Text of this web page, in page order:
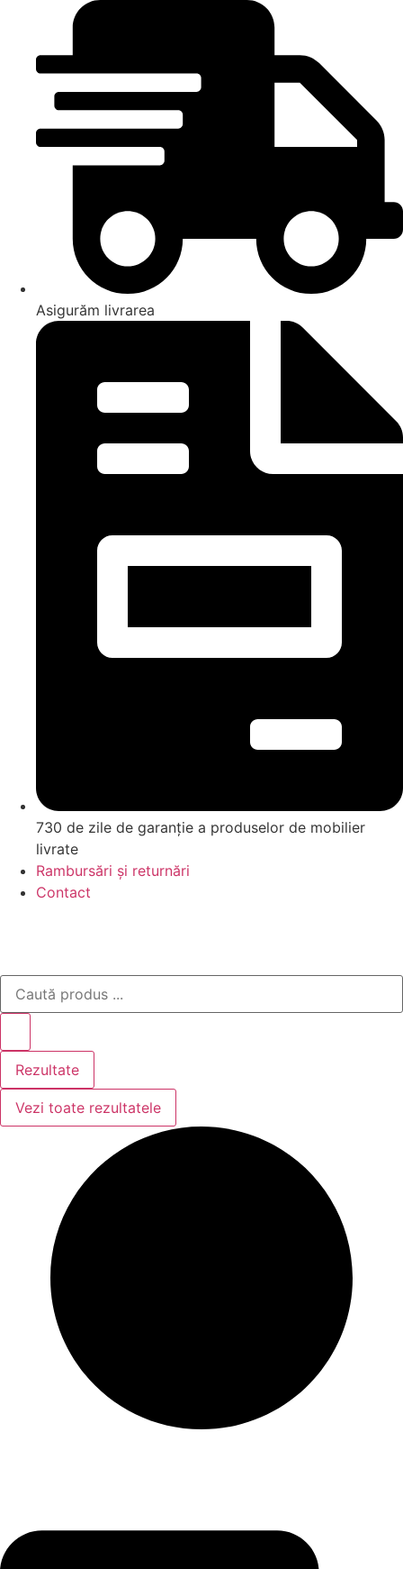
Asigurăm livrarea
730 de zile de garanție a produselor de mobilier
livrate
Rambursări și returnări
Contact
Search
Rezultate
Vezi toate rezultatele